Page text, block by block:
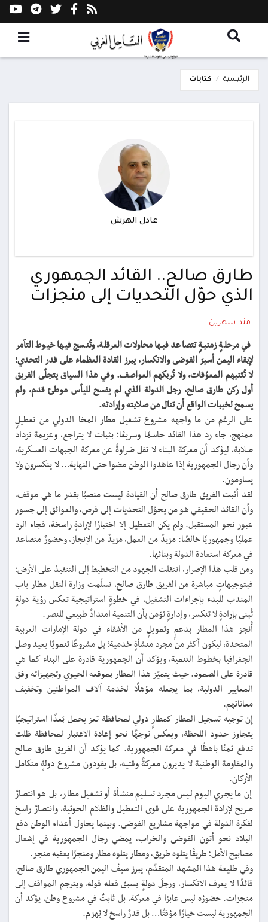
الرئيسية كتابات
عادل الهرش
طارق صالح.. القائد الجمهوري
الذي حوّل التحديات إلى منجزات
منذ شهرين
في مرحلةٍ زمنيةٍ تتصاعد فيها محاولات العرقلة، وتُنسج فيها خيوط التآمر
لإبقاء اليمن أسيرَ الفوضى والانكسار، يبرز القادة العظماء على قدر التحدي؛
لا تُثنيهم المعوّقات، ولا تُربكهم العواصف. وفي هذا السياق يتجلّى الفريق
أول ركن طارق صالح، رجل الدولة الذي لم يفسح لليأس موطئ قدم، ولم
يسمح لخيبات الواقع أن تنال من صلابته وإرادته.
على الرغم من ما واجهه مشروع تشغيل مطار المخا الدولي من تعطيلٍ
ممنهج، جاء رد هذا القائد حاسمًا وسريعًا؛ بثبات لا يتراجع، وعزيمة تزداد
صلابة، ليؤكد أن معركة البناء لا تقل ضراوةً عن معركة الجبهات العسكرية،
وأن رجال الجمهورية إذا عاهدوا الوطن مضوا حتى النهاية… لا ينكسرون ولا
يساومون.
لقد أثبت الفريق طارق صالح أن القيادة ليست منصبًا بقدر ما هي موقف،
وأن القائد الحقيقي هو من يحوّل التحديات إلى فرص، والعوائق إلى جسور
عبور نحو المستقبل. ولم يكن التعطيل إلا اختبارًا لإرادةٍ راسخة، فجاء الرد
عمليًا وجمهوريًا خالصًا: مزيدٌ من العمل، مزيدٌ من الإنجاز، وحضورٌ متصاعد
في معركة استعادة الدولة وبنائها.
ومن قلب هذا الإصرار، انتقلت الجهود من التخطيط إلى التنفيذ على الأرض؛
فبتوجيهاتٍ مباشرة من الفريق طارق صالح، تسلّمت وزارة النقل مطار باب
المندب للبدء بإجراءات التشغيل، في خطوةٍ استراتيجية تعكس رؤية دولةٍ
تُبنى بإرادةٍ لا تنكسر، وإدارةٍ تؤمن بأن التنمية امتدادٌ طبيعي للنصر.
أُنجز هذا المطار بدعمٍ وتمويلٍ من الأشقاء في دولة الإمارات العربية
المتحدة، ليكون أكثر من مجرد منشأةٍ خدمية؛ بل مشروعًا تنمويًا يعيد وصل
الجغرافيا بخطوط التنمية، ويؤكد أن الجمهورية قادرة على البناء كما هي
قادرة على الصمود. حيث يتميّز هذا المطار بموقعه الحيوي وتجهيزاته وفق
المعايير الدولية، بما يجعله مؤهلًا لخدمة آلاف المواطنين وتخفيف
معاناتهم.
إن توجيه تسجيل المطار كمطارٍ دولي لمحافظة تعز يحمل بُعدًا استراتيجيًا
يتجاوز حدود اللحظة، ويعكس توجهًا نحو إعادة الاعتبار لمحافظة ظلت
تدفع ثمنًا باهظًا في معركة الجمهورية. كما يؤكد أن الفريق طارق صالح
والمقاومة الوطنية لا يديرون معركةً وقتيه، بل يقودون مشروع دولةٍ متكامل
الأركان.
إن ما يجري اليوم ليس مجرد تسليم منشأة أو تشغيل مطار، بل هو انتصارٌ
صريح لإرادة الجمهورية على قوى التعطيل والظلام الحوثية، وانتصارٌ راسخ
لفكرة الدولة في مواجهة مشاريع الفوضى. وبينما يحاول أعداء الوطن دفع
البلاد نحو أتون الفوضى والخراب، يمضي رجال الجمهورية في إشعال
مصابيح الأمل؛ طريقًا يتلوه طريق، ومطار يتلوه مطار ومنجزًا يعقبه منجز.
وفي طليعة هذا المشهد المتقدّم، يبرز سيفُ اليمن الجمهوري طارق صالح،
قائدًا لا يعرف الانكسار، ورجلَ دولةٍ يسبق فعله قوله، ويترجم المواقف إلى
منجزات. حضورُه ليس عابرًا في معركة، بل ثابتٌ في مشروع وطن، يؤكد أن
الجمهورية ليست خيارًا مؤقتًا… بل قدرٌ راسخ لا يُهزم.